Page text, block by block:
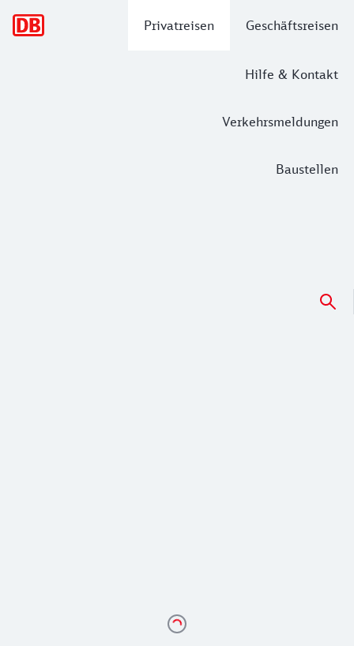
Privatreisen Geschäftsreisen
Hilfe & Kontakt
Verkehrsmeldungen
Baustellen